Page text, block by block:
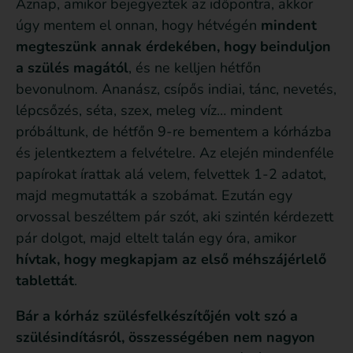
Aznap, amikor bejegyeztek az időpontra, akkor
úgy mentem el onnan, hogy hétvégén mindent
megteszünk annak érdekében, hogy beinduljon
a szülés magától, és ne kelljen hétfőn
bevonulnom. Ananász, csípős indiai, tánc, nevetés,
lépcsőzés, séta, szex, meleg víz… mindent
próbáltunk, de hétfőn 9-re bementem a kórházba
és jelentkeztem a felvételre. Az elején mindenféle
papírokat írattak alá velem, felvettek 1-2 adatot,
majd megmutatták a szobámat. Ezután egy
orvossal beszéltem pár szót, aki szintén kérdezett
pár dolgot, majd eltelt talán egy óra, amikor
hívtak, hogy megkapjam az első méhszájérlelő
tablettát.
Bár a kórház szülésfelkészítőjén volt szó a
szülésindításról, összességében nem nagyon